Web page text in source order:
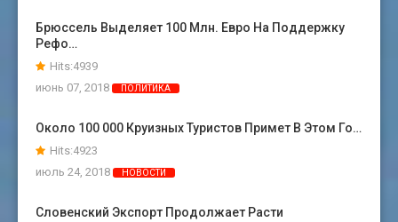
Брюссель Выделяет 100 Млн. Евро На Поддержку
Рефо…
Hits:4939
июнь 07, 2018
ПОЛИТИКА
Около 100 000 Круизных Туристов Примет В Этом Го…
Hits:4923
июль 24, 2018
НОВОСТИ
Словенский Экспорт Продолжает Расти